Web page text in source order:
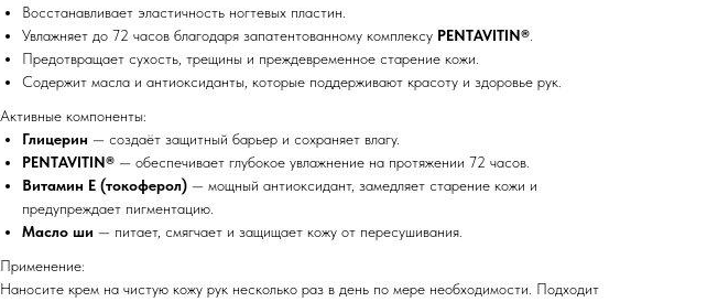
Восстанавливает эластичность ногтевых пластин.
Увлажняет до 72 часов благодаря запатентованному комплексу PENTAVITIN®
Предотвращает сухость, трещины и преждевременное старение кожи.
Содержит масла и антиоксиданты, которые поддерживают красоту и здоровье рук.
Активные компоненты:
Глицерин — создаёт защитный барьер и сохраняет влагу.
PENTAVITIN® — обеспечивает глубокое увлажнение на протяжении 72 часов.
Витамин Е (токоферол) — мощный антиоксидант, замедляет старение кожи и
предупреждает пигментацию.
Масло ши — питает, смягчает и защищает кожу от пересушивания.
Применение:
Наносите крем на чистую кожу рук несколько раз в день по мере необходимости. Подходит